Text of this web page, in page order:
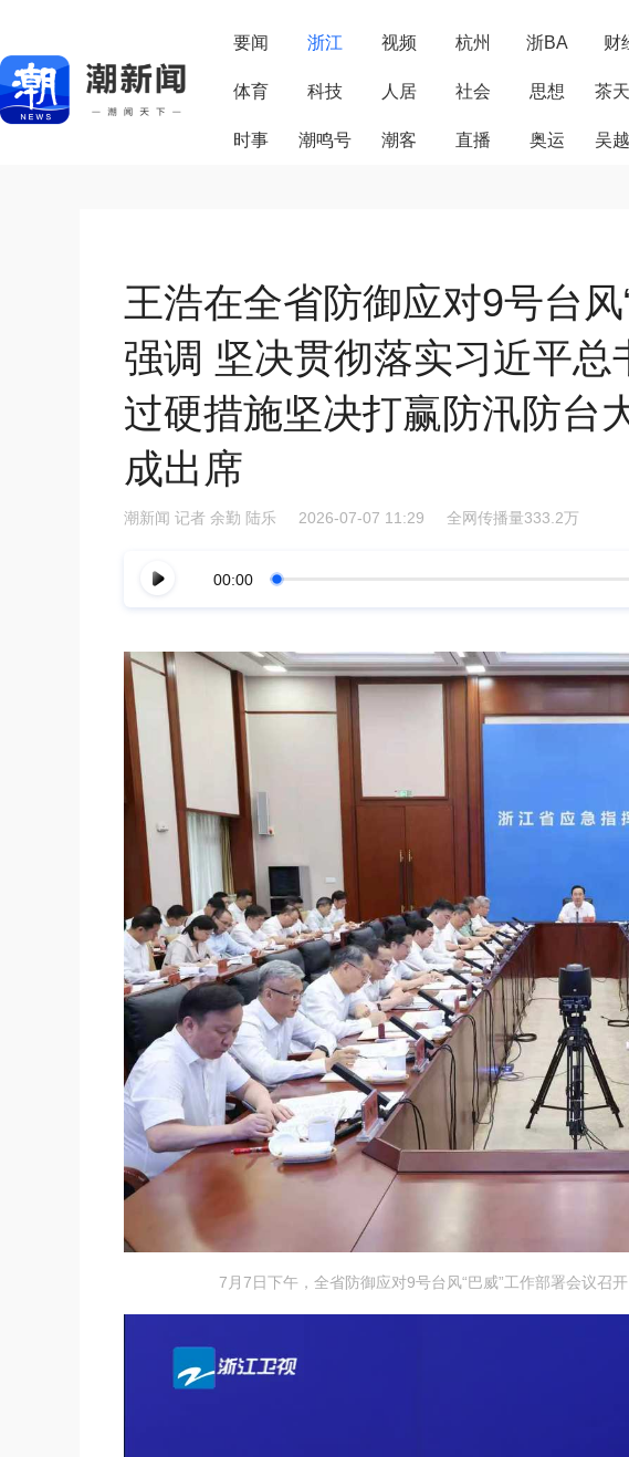
要闻 浙江 视频 杭州 浙BA 财
体育 科技 人居 社会 思想 茶
时事 潮鸣号 潮客 直播 奥运 吴
王浩在全省防御应对9号台
强调 坚决贯彻落实习近平总
过硬措施坚决打赢防汛防台
成出席
潮新闻 记者 余勤 陆乐 2026-07-07 11:29 全网传播量333.2万
00:00
7月7日下午，全省防御应对9号台风“巴威”工作部署会议召